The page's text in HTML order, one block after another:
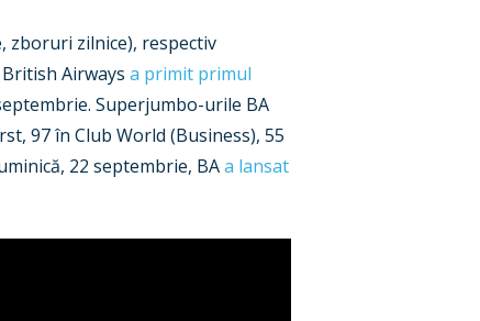
zboruri zilnice), respectiv
Airways a primit primul
Superjumbo-urile BA
97 în Club World (Business), 55
22 septembrie, BAa lansat